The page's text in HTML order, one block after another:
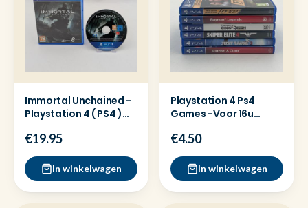
Immortal Unchained -
Playstation 4 ( PS4 )
€19.95
In winkelwagen
Playstation 4 Ps4
Games -Voor 16u
verz
€4.50
In winkelwagen